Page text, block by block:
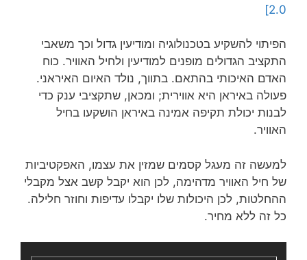
2.0]
הפיתוי להשקיע בטכנולוגיה ומודיעין גדול וכך משאבי
התקציב הגדולים מופנים למודיעין ולחיל האוויר. כוח
האדם האיכותי בהתאם. בתווך, נולד האיום האיראני.
פעולה באיראן היא אווירית; ומכאן, שתקציבי ענק כדי
לבנות יכולת תקיפה אמינה באיראן הושקעו בחיל
האוויר.
למעשה זה מעגל קסמים שמזין את עצמו, האפקטיביות
של חיל האוויר מדהימה, לכן הוא יקבל קשב אצל מקבלי
ההחלטות, לכן היכולות שלו יקבלו עדיפות וחוזר חלילה.
כל זה ללא מחיר.